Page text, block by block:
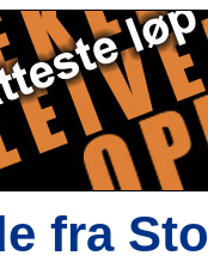
fra